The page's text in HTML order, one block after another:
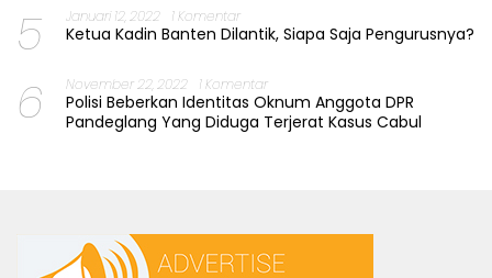
5 Januari 12, 2022 1 Komentar
Ketua Kadin Banten Dilantik, Siapa Saja Pengurusnya?
6 November 22, 2022 1 Komentar
Polisi Beberkan Identitas Oknum Anggota DPR
Pandeglang Yang Diduga Terjerat Kasus Cabul